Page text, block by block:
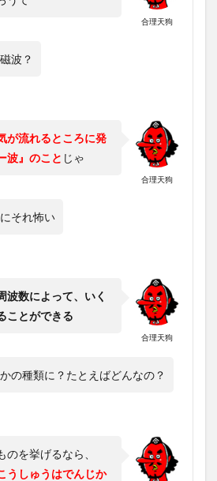
合理天狗
波？
合理天狗
が流れるところに発
波』のこと じゃ
それ怖い
合理天狗
波数によって、いく
ことができる
の種類に？たとえばどんなの？
のを挙げるなら、
うしゅうはでんじか